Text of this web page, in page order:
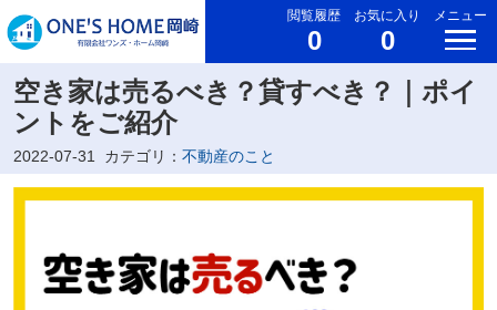
閲覧履歴
0
お気に入り
0
メニュー
空き家は売るべき？貸すべき？｜ポイ
ントをご紹介
2022-07-31 カテゴリ： 不動産のこと